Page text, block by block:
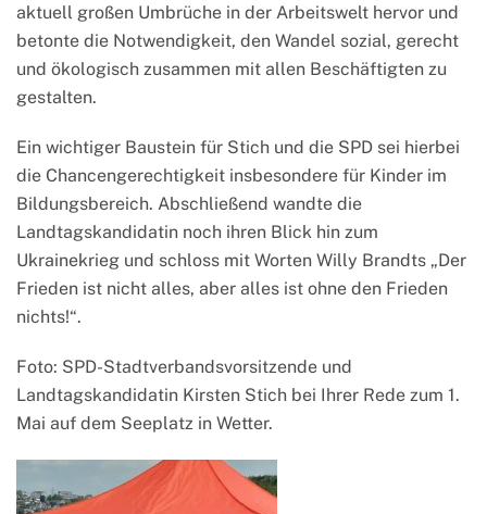
aktuell großen Umbrüche in der Arbeitswelt hervor und
betonte die Notwendigkeit, den Wandel sozial, gerecht
und ökologisch zusammen mit allen Beschäftigten zu
gestalten.
Ein wichtiger Baustein für Stich und die SPD sei hierbei
die Chancengerechtigkeit insbesondere für Kinder im
Bildungsbereich. Abschließend wandte die
Landtagskandidatin noch ihren Blick hin zum
Ukrainekrieg und schloss mit Worten Willy Brandts „Der
Frieden ist nicht alles, aber alles ist ohne den Frieden
nichts!“.
Foto: SPD-Stadtverbandsvorsitzende und
Landtagskandidatin Kirsten Stich bei Ihrer Rede zum 1.
Mai auf dem Seeplatz in Wetter.